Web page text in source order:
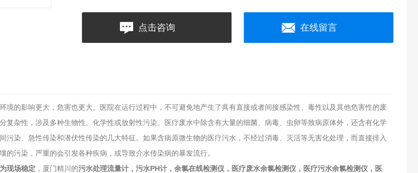
点击咨询 在线留言
境的影响更大，危害也更大。医院在运行过程中，不可避免地产生了具有直接或者间接感染性、毒性以及其他危害性的废
复杂性，涉及多种生物性、化学性或放射性污染。医疗废水中除含有大量的细菌、病毒、虫卵等致病原体外，还含有化学
污染、急性传染和潜伏性传染的几大特征。如果含病原微生物的医疗污水，不经过消毒、灭活等无害化处理，而直接排入
的污染，严重的会引发各种疾病，或导致介水传染病的暴发流行。
现场稳定 ，厦门精川的污水处理流量计，污水PH计，余氯在线检测仪，医疗废水余氯检测仪，医疗污水余氯检测仪，医